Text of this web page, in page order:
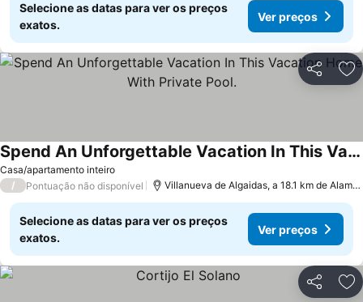
Selecione as datas para ver os preços
exatos.
Ver preços
Partilhar
Casa/apartamento inteiro
Spend An Unforgettable Vacation In This Vacation Home With Private Pool.
/ Pontuação não disponível Villanueva de Algaidas, a 18.1 km de Alameda
Selecione as datas para ver os preços
exatos.
Ver preços
Partilhar